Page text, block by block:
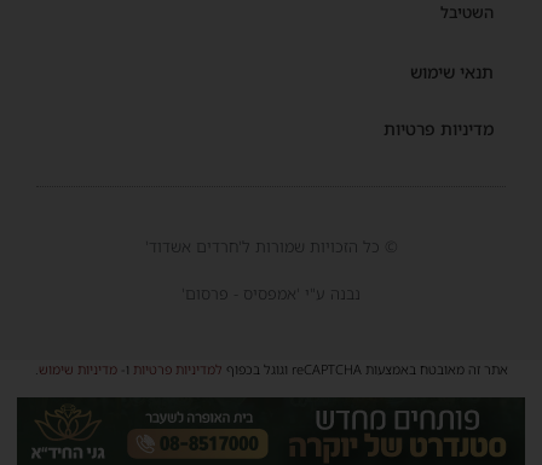
השטיבל
תנאי שימוש
מדיניות פרטיות
© כל הזכויות שמורות ל'חרדים אשדוד'
נבנה ע"י 'אמפסיס - פרסום'
אתר זה מאובטח באמצעות reCAPTCHA וגוגל בכפוף למדיניות פרטיות ו-מדיניות שימוש.